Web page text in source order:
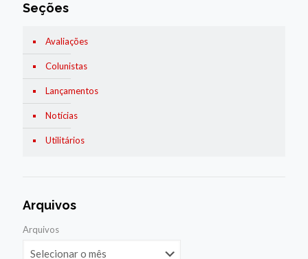
Seções
Avaliações
Colunistas
Lançamentos
Notícias
Utilitários
Arquivos
Arquivos